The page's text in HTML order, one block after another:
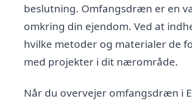
beslutning. Omfangsdræn er en
omkring din ejendom. Ved at
hvilke metoder og materialer de
med projekter i dit nærområde.
Når du overvejer omfangsdræn i